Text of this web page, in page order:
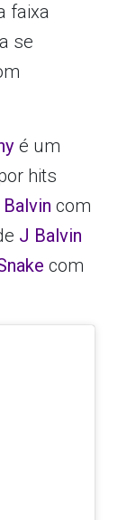
faixa
se
é um
hits
com
J Balvin
com